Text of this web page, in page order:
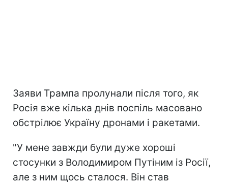
Заяви Трампа пролунали після того, як
Росія вже кілька днів поспіль масовано
обстрілює Україну дронами і ракетами.
"У мене завжди були дуже хороші
стосунки з Володимиром Путіним із Росії,
але з ним щось сталося. Він став